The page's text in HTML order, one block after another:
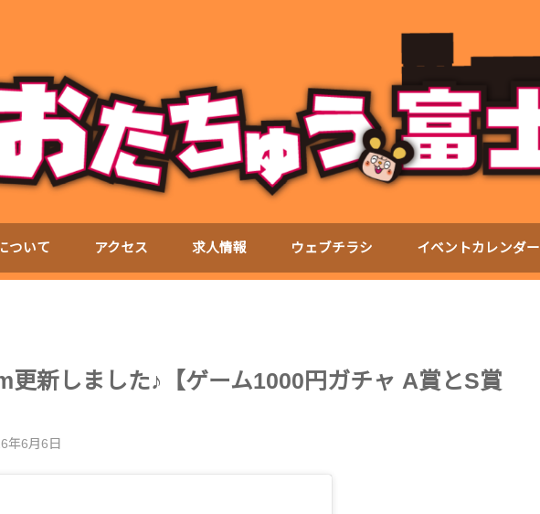
ついて アクセス 求人情報 ウェブチラシ イベントカレンダー
更新しました♪【ゲーム1000円ガチャ A賞とS賞
年6月6日